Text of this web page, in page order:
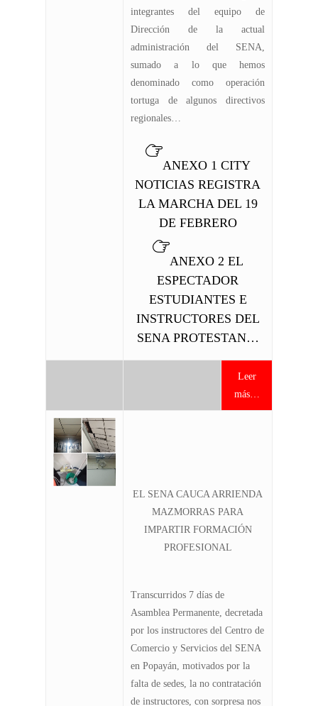
integrantes del equipo de
Dirección de la actual
administración del SENA,
sumado a lo que hemos
denominado como operación
tortuga de algunos directivos
regionales…
ANEXO 1 CITY
NOTICIAS REGISTRA
LA MARCHA DEL 19
DE FEBRERO
ANEXO 2 EL
ESPECTADOR
ESTUDIANTES E
INSTRUCTORES DEL
SENA PROTESTAN…
Leer
más…
EL SENA CAUCA ARRIENDA
MAZMORRAS PARA
IMPARTIR FORMACIÓN
PROFESIONAL
Transcurridos 7 días de
Asamblea Permanente, decretada
por los instructores del Centro de
Comercio y Servicios del SENA
en Popayán, motivados por la
falta de sedes, la no contratación
de instructores, con sorpresa nos